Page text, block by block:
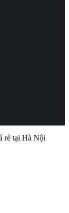
rẻ tại Hà Nội